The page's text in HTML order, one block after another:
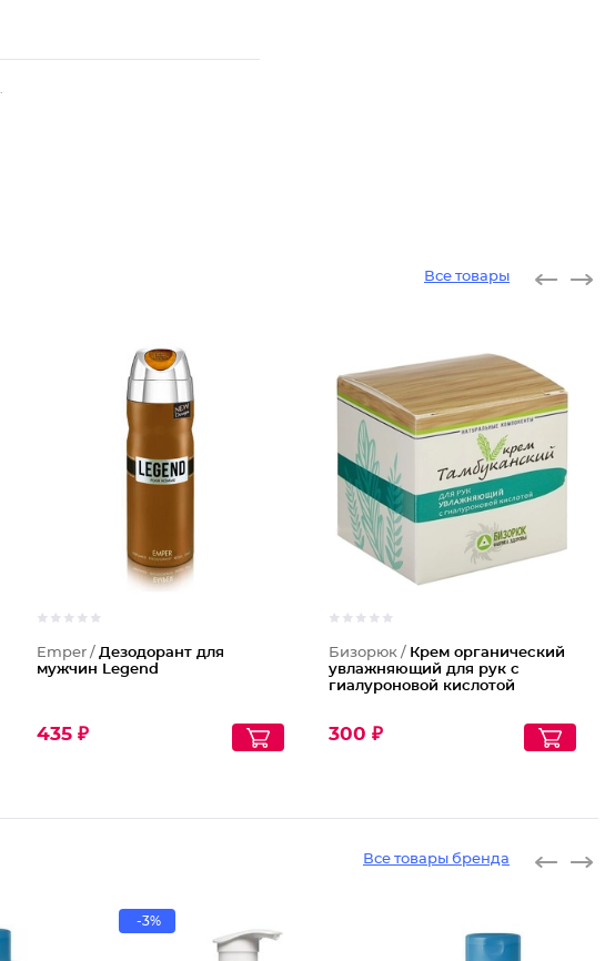
Все товары
Emper /Дезодорант для
мужчин Legend
435 ₽
Бизорюк / Крем органический
увлажняющий для рук с
гиалуроновой кислотой
300 ₽
Все товары бренда
-3%